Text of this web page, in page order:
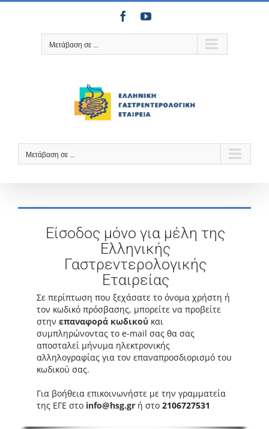
Μετάβαση
FacebookYouTube
Μετάβαση σε ...
Μετάβαση σε ...
Είσοδος μόνο για μέλη της
Ελληνικής
Γαστρεντερολογικής
Εταιρείας
Σε περίπτωση που ξεχάσατε το όνομα χρήστη ή
τον κωδικό πρόσβασης, μπορείτε να προβείτε
στην επαναφορά κωδικού και
συμπληρώνοντας το e-mail σας θα σας
αποσταλεί μήνυμα ηλεκτρονικής
αλληλογραφίας για τον επαναπροσδιορισμό του
κωδικού σας.
Για βοήθεια επικοινωνήστε με την γραμματεία
της ΕΓΕ στο info@hsg.gr ή στο 2106727531